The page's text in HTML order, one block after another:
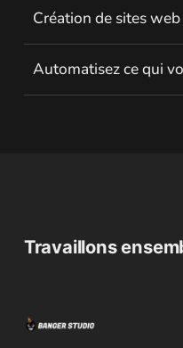
Création de sites
Automatisez ce qui
Travaillons